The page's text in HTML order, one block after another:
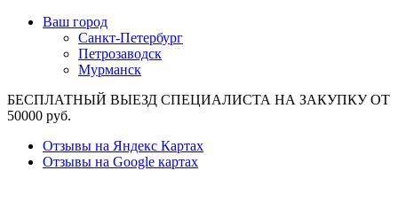
Ваш город
Санкт-Петербург
Петрозаводск
Мурманск
БЕСПЛАТНЫЙ ВЫЕЗД СПЕЦИАЛИСТА НА ЗАКУПКУ ОТ
50000 руб.
Отзывы на Яндекс Картах
Отзывы на Google картах